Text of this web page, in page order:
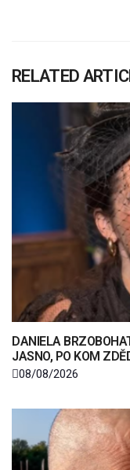
RELATED
DANIELA
JASNO, PO KOM
08/08/2026